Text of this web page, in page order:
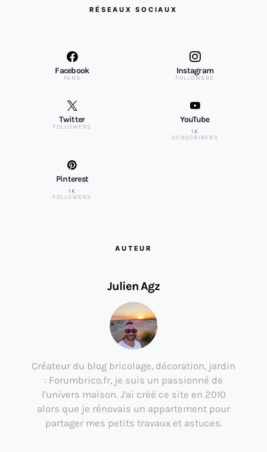
RÉSEAUX SOCIAUX
Facebook
FANS
Instagram
FOLLOWERS
Twitter
FOLLOWERS
YouTube
1K
SUBSCRIBERS
Pinterest
1K
FOLLOWERS
AUTEUR
Julien Agz
Créateur du blog bricolage, décoration, jardin
: Forumbrico.fr, je suis un passionné de
l'univers maison. J'ai créé ce site en 2010
alors que je rénovais un appartement pour
partager mes petits travaux et astuces.